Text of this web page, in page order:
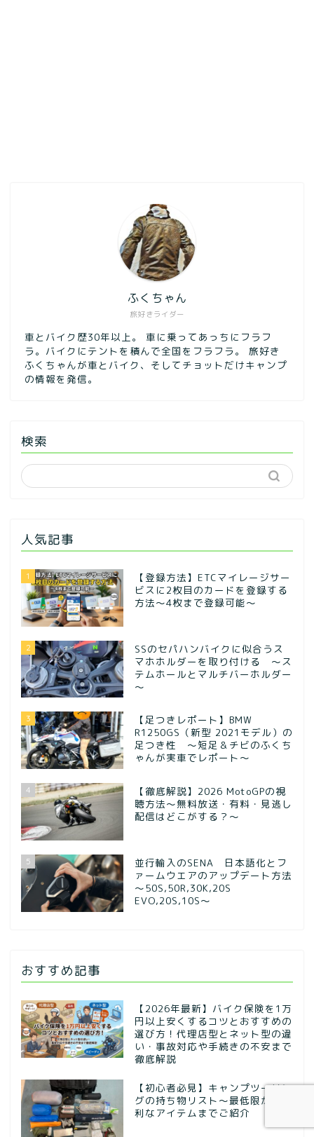
旅好きライダー
ふくちゃん
車とバイク歴30年以上。 車に乗ってあっちにフラフ
ラ。バイクにテントを積んで全国をフラフラ。 旅好き
ふくちゃんが車とバイク、そしてチョットだけキャンプ
の情報を発信。
検索
人気記事
1
【登録方法】ETCマイレージサー
ビスに2枚目のカードを登録する
方法〜4枚まで登録可能〜
2
SSのセパハンバイクに似合うス
マホホルダーを取り付ける ～ス
テムホールとマルチバーホルダー
～
3
【足つきレポート】BMW
R1250GS（新型 2021モデル）の
足つき性 ～短足＆チビのふくち
ゃんが実車でレポート～
4
【徹底解説】2026 MotoGPの視
聴方法～無料放送・有料・見逃し
配信はどこがする？～
5
並行輸入のSENA 日本語化とフ
ァームウエアのアップデート方法
～50S,50R,30K,20S
EVO,20S,10S～
おすすめ記事
【2026年最新】バイク保険を1万
円以上安くするコツとおすすめの
選び方！代理店型とネット型の違
い・事故対応や手続きの不安まで
徹底解説
【初心者必見】キャンプツーリン
グの持ち物リスト〜最低限から便
利なアイテムまでご紹介